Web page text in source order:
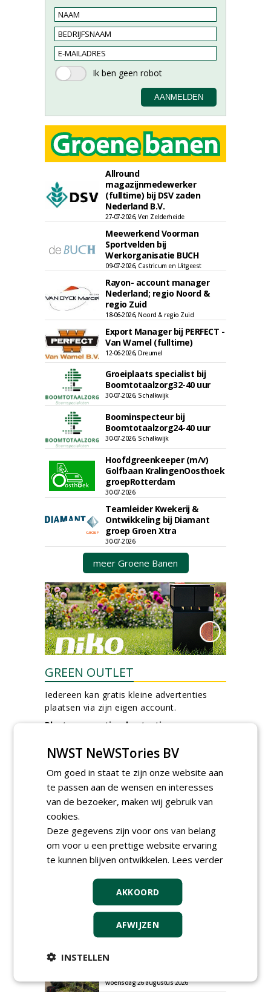
Allround
magazijnmedewerker
(fulltime) bij DSV zaden
Nederland B.V.
27-07-2026, Ven Zelderheide
Meewerkend Voorman
Sportvelden bij
Werkorganisatie BUCH
09-07-2026, Castricum en Uitgeest
Rayon- account manager
Nederland; regio Noord &
regio Zuid
18-06-2026, Noord & regio Zuid
Export Manager bij PERFECT -
Van Wamel (fulltime)
12-06-2026, Dreumel
Groeiplaats specialist bij
Boomtotaalzorg32-40 uur
30-07-2026, Schalkwijk
Boominspecteur bij
Boomtotaalzorg24-40 uur
30-07-2026, Schalkwijk
Hoofdgreenkeeper (m/v)
Golfbaan KralingenOosthoek
groepRotterdam
30-07-2026
Teamleider Kwekerij &
Ontwikkeling bij Diamant
groep Groen Xtra
30-07-2026
meer Groene Banen
GREEN OUTLET
Iedereen kan gratis kleine advertenties
plaatsen via zijn eigen account.
Plaats een gratis advertentie
AGENDA
Roadshow over
Swalmen
woensdag 12 augustus 2026
Menkehorst houdt
najaarsbeurs met aanbod
van ruim 100 kwekers
maandag 24 augustus 2026
Cursus laat zien hoe leifruit
woensdag 26 augustus 2026
NWST NeWSTories BV
Om goed in staat te zijn onze website aan
te passen aan de wensen en interesses
van de bezoeker, maken wij gebruik van
cookies.
Deze gegevens zijn voor ons van belang
om voor u een prettige website ervaring
te kunnen blijven ontwikkelen. Lees verder
AKKOORD
AFWIJZEN
INSTELLEN